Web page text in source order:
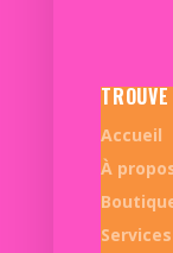
Accueil
À
Services